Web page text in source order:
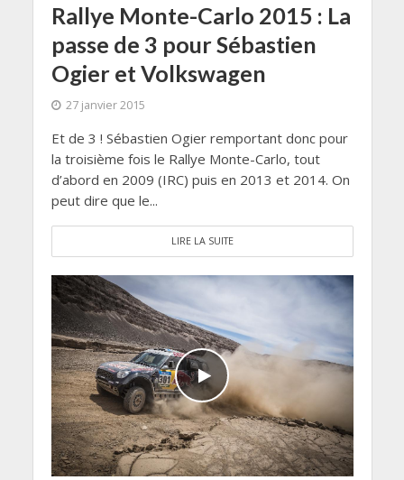
Rallye Monte-Carlo 2015 : La
passe de 3 pour Sébastien
Ogier et Volkswagen
27 janvier 2015
Et de 3 ! Sébastien Ogier remportant donc pour
la troisième fois le Rallye Monte-Carlo, tout
d’abord en 2009 (IRC) puis en 2013 et 2014. On
peut dire que le...
LIRE LA SUITE